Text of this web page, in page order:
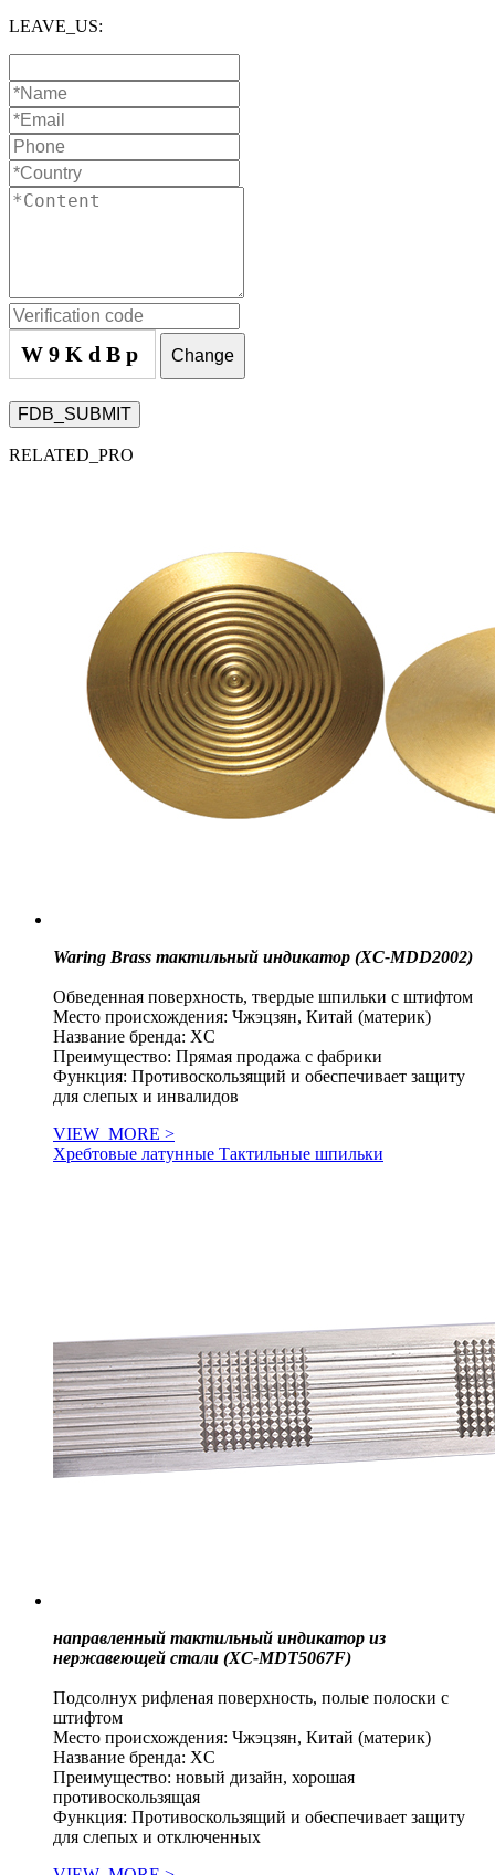
LEAVE_US:
W9KdBp Change
FDB_SUBMIT
RELATED_PRO
Waring Brass тактильный индикатор (XC-MDD2002)
Обведенная поверхность, твердые шпильки с штифтом
Место происхождения: Чжэцзян, Китай (материк)
Название бренда: XC
Преимущество: Прямая продажа с фабрики
Функция: Противоскользящий и обеспечивает защиту
для слепых и инвалидов
VIEW_MORE >
Хребтовые латунные Тактильные шпильки
направленный тактильный индикатор из
нержавеющей стали (XC-MDT5067F)
Подсолнух рифленая поверхность, полые полоски с
штифтом
Место происхождения: Чжэцзян, Китай (материк)
Название бренда: XC
Преимущество: новый дизайн, хорошая
противоскользящая
Функция: Противоскользящий и обеспечивает защиту
для слепых и отключенных